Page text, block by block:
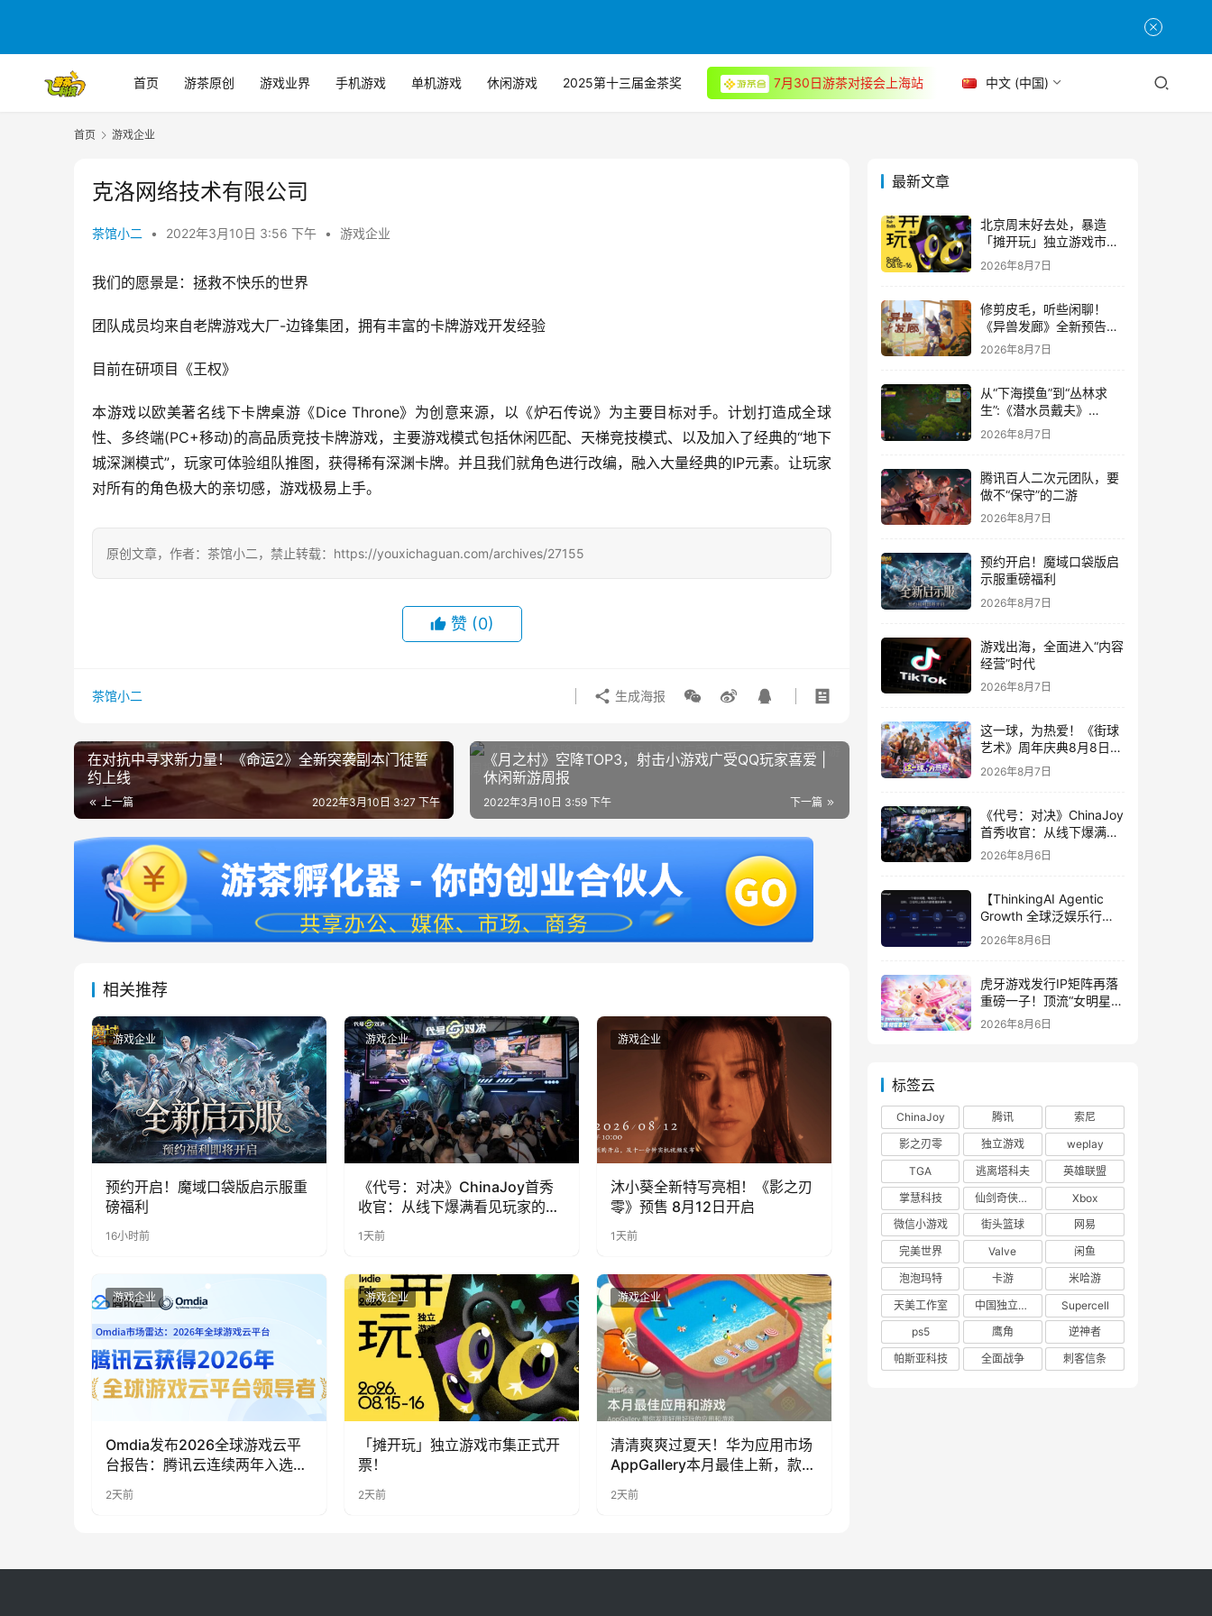
首页 游茶原创 游戏业界 手机游戏 单机游戏 休闲游戏 2025第十三届金茶奖 7月30日游茶对接会上海站 中文 (中国)
首页 游戏企业
克洛网络技术有限公司
茶馆小二 • 2022年3月10日 3:56 下午 • 游戏企业
我们的愿景是：拯救不快乐的世界
团队成员均来自老牌游戏大厂-边锋集团，拥有丰富的卡牌游戏开发经验
目前在研项目《王权》
本游戏以欧美著名线下卡牌桌游《Dice Throne》为创意来源，以《炉石传说》为主要目标对手。计划打造成全球
性、多终端(PC+移动)的高品质竞技卡牌游戏，主要游戏模式包括休闲匹配、天梯竞技模式、以及加入了经典的“地下
城深渊模式”，玩家可体验组队推图，获得稀有深渊卡牌。并且我们就角色进行改编，融入大量经典的IP元素。让玩家
对所有的角色极大的亲切感，游戏极易上手。
原创文章，作者：茶馆小二，禁止转载：https://youxichaguan.com/archives/27155
赞 (0)
茶馆小二 生成海报
在对抗中寻求新力量！《命运2》全新突袭副本门徒誓
约上线
上一篇 2022年3月10日 3:27 下午
《月之村》空降TOP3，射击小游戏广受QQ玩家喜爱 |
休闲新游周报
下一篇
2022年3月10日 3:59 下午
相关推荐
游戏企业
预约开启！魔域口袋版启示服重
磅福利
16小时前
游戏企业
《代号：对决》ChinaJoy首秀
收官：从线下爆满看见玩家的真
实期待
1天前
游戏企业
沐小葵全新特写亮相！《影之刃
零》预售 8月12日开启
1天前
游戏企业
Omdia发布2026全球游戏云平
台报告：腾讯云连续两年入选
2天前
游戏企业
「摊开玩」独立游戏市集正式开
票！
2天前
游戏企业
清清爽爽过夏天！华为应用市场
AppGallery本月最佳上新，款款
2天前
最新文章
北京周末好去处，暴造
「摊开玩」独立游戏市集
正式开票！
2026年8月7日
修剪皮毛，听些闲聊！
《异兽发廊》全新预告与
Steam免费试玩公开
2026年8月7日
从“下海摸鱼”到“丛林求
生”:《潜水员戴夫》
DLC《丛林》移动端定档
8月14日
2026年8月7日
腾讯百人二次元团队，要
做不“保守”的二游
2026年8月7日
预约开启！魔域口袋版启
示服重磅福利
2026年8月7日
游戏出海，全面进入“内容
经营”时代
2026年8月7日
这一球，为热爱！《街球
艺术》周年庆典8月8日正
式上线，多重福利与全新
内容同步开启
2026年8月7日
《代号：对决》ChinaJoy
首秀收官：从线下爆满看
见玩家的真实期待
2026年8月6日
【ThinkingAI Agentic
Growth 全球泛娱乐行业
峰会】Agent 时代，人到
底负责什么
2026年8月6日
虎牙游戏发行IP矩阵再落
重磅一子！顶流“女明星”
ZANMANG LOOPY 正版
2026年8月6日
标签云
ChinaJoy 腾讯
索尼
影之刃零
独立游戏
weplay
TGA
逃离塔科夫
英雄联盟
掌慧科技
仙剑奇侠传四
Xbox
微信小游戏
街头篮球
网易
完美世界
Valve
闲鱼
泡泡玛特
卡游
米哈游
天美工作室
中国独立游戏联盟
Supercell
ps5
鹰角
逆神者
帕斯亚科技
全面战争 刺客信条